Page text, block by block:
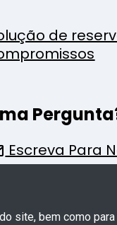
de
Escreva Para
site, bem como